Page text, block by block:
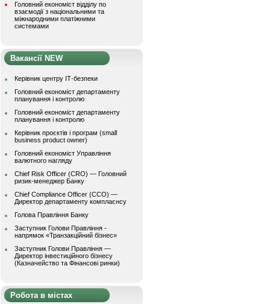
Головний економіст відділу по
взаємодії з національними та
міжнародними платіжними
системами
Вакансії NEW
Керівник центру ІТ-безпеки
Головний економіст департаменту
планування і контролю
Головний економіст департаменту
планування і контролю
Керівник проєктів і програм (small
business product owner)
Головний економіст Управління
валютного нагляду
Chief Risk Officer (CRO) — Головний
ризик-менеджер Банку
Chief Compliance Officer (CCO) —
Директор департаменту комплаєнсу
Голова Правління Банку
Заступник Голови Правління -
напрямок «Транзакційний бізнес»
Заступник Голови Правління —
Директор інвестиційного бізнесу
(Казначейство та Фінансові ринки)
Робота в містах